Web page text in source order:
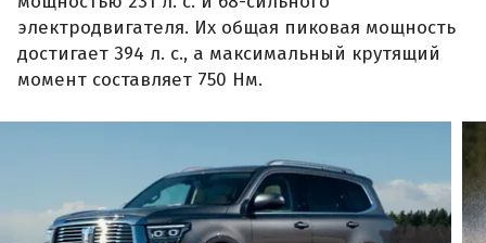
электродвигателя. Их общая пиковая мощность
достигает 394 л. с., а максимальный крутящий
момент составляет 750 Нм.